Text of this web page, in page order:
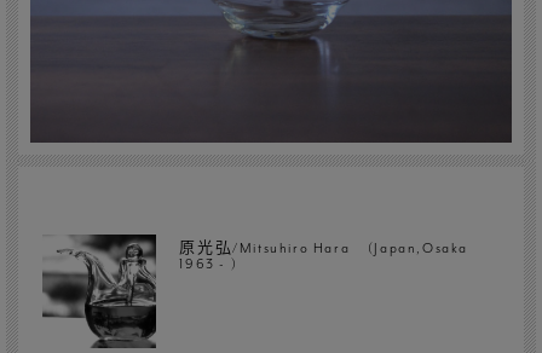
原光弘/Mitsuhiro Hara (Japan,Osaka
1963 - )